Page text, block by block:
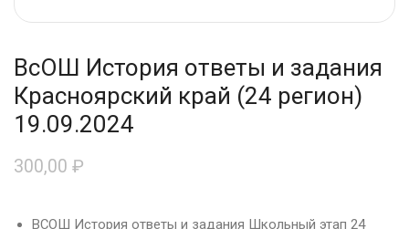
ВсОШ История ответы и задания
Красноярский край (24 регион)
19.09.2024
300,00 ₽
ВСОШ История ответы и задания Школьный этап 24